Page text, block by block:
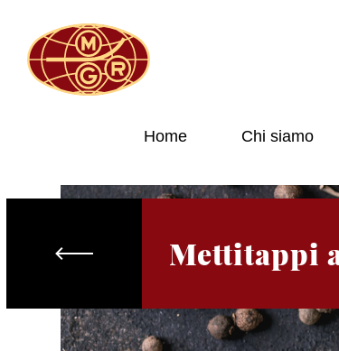
Home Chi siamo
Mettitappi